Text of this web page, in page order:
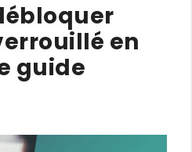
en
guide